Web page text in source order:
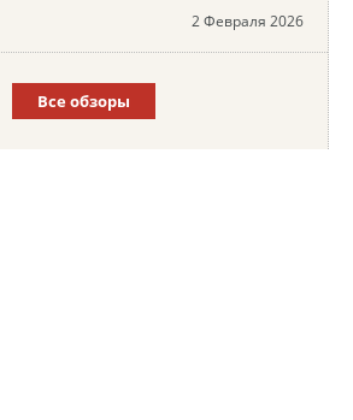
2 Февраля 2026
Все обзоры